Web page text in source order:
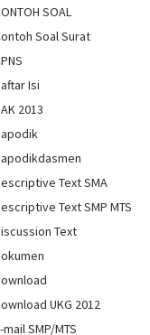
SOAL
Soal Surat
Isi
2013
Text SMA
Text SMP MTS
Text
UKG 2012
mail SMP/MTS